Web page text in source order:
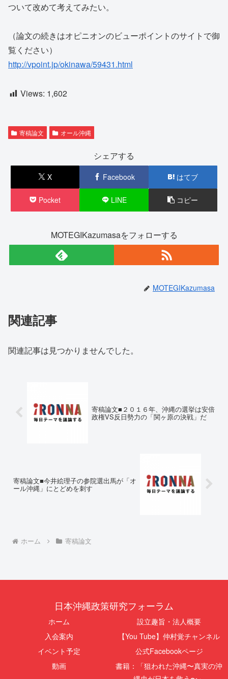
ついて改めて考えてみたい。
（論文の続きはオピニオンのビューポイントのサイトで御
覧ください）
http://vpoint.jp/okinawa/59431.html
Views: 1,602
寄稿論文 オール沖縄
シェアする
X Facebook はてブ
Pocket LINE コピー
MOTEGIKazumasaをフォローする
MOTEGIKazumasa
関連記事
関連記事は見つかりませんでした。
寄稿論文■２０１６年、沖縄の選挙は安倍
政権VS反日勢力の「関ヶ原の決戦」だ
寄稿論文■今井絵理子の参院選出馬が「オ
ール沖縄」にとどめを刺す
ホーム 寄稿論文
日本沖縄政策研究フォーラム
ホーム
設立趣旨・法人概要
入会案内
【You Tube】仲村覚チャンネル
イベント予定
公式Facebookページ
動画
書籍：「狙われた沖縄〜真実の沖